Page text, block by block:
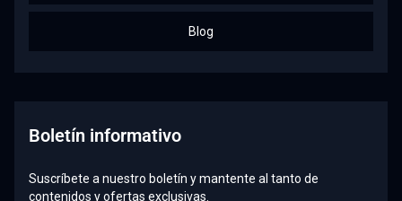
Blog
Boletín informativo
Suscríbete a nuestro boletín y mantente al tanto de
contenidos y ofertas exclusivas.